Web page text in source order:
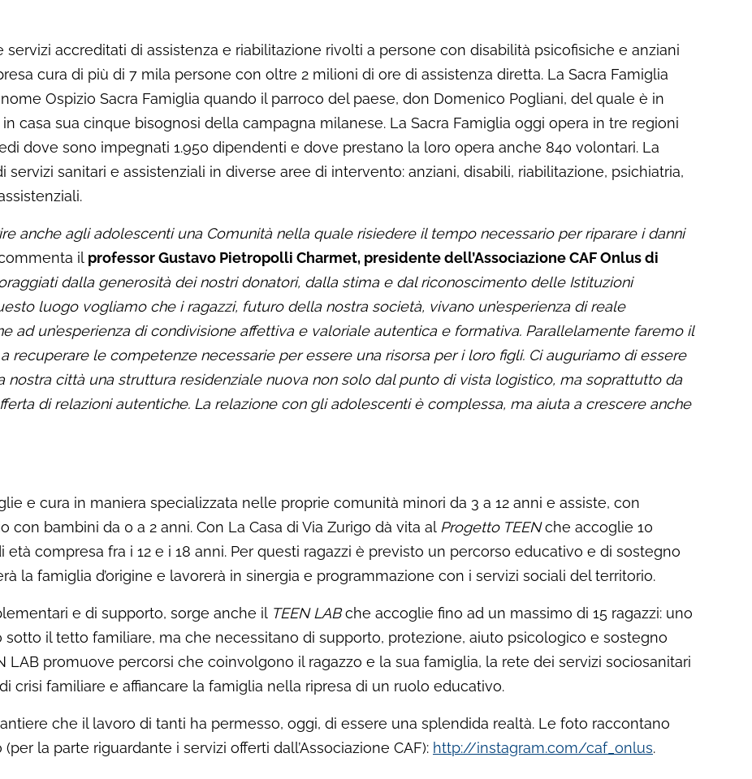
servizi accreditati di assistenza e riabilitazione rivolti a persone con disabilità psicofisiche e anziani
cura di più di 7 mila persone con oltre 2 milioni di ore di assistenza diretta. La Sacra Famiglia
Ospizio Sacra Famiglia quando il parroco del paese, don Domenico Pogliani, del quale è in
casa sua cinque bisognosi della campagna milanese. La Sacra Famiglia oggi opera in tre regioni
dove sono impegnati 1.950 dipendenti e dove prestano la loro opera anche 840 volontari. La
sanitari e assistenziali in diverse aree di intervento: anziani, disabili, riabilitazione, psichiatria,
anche agli adolescenti una Comunità nella quale risiedere il tempo necessario per riparare i danni
il professor Gustavo Pietropolli Charmet, presidente dell’Associazione CAF Onlus di
dalla generosità dei nostri donatori, dalla stima e dal riconoscimento delle Istituzioni
luogo vogliamo che i ragazzi, futuro della nostra società, vivano un’esperienza di reale
ad un’esperienza di condivisione affettiva e valoriale autentica e formativa. Parallelamente faremo il
recuperare le competenze necessarie per essere una risorsa per i loro figli. Ci auguriamo di essere
nostra città una struttura residenziale nuova non solo dal punto di vista logistico, ma soprattutto da
di relazioni autentiche. La relazione con gli adolescenti è complessa, ma aiuta a crescere anche
e cura in maniera specializzata nelle proprie comunità minori da 3 a 12 anni e assiste, con
bambini da 0 a 2 anni. Con La Casa di Via Zurigo dà vita al Progetto TEENche accoglie 10
compresa fra i 12 e i 18 anni. Per questi ragazzi è previsto un percorso educativo e di sostegno
la famiglia d’origine e lavorerà in sinergia e programmazione con i servizi sociali del territorio.
e di supporto, sorge anche il TEEN LABche accoglie fino ad un massimo di 15 ragazzi: uno
il tetto familiare, ma che necessitano di supporto, protezione, aiuto psicologico e sostegno
LAB promuove percorsi che coinvolgono il ragazzo e la sua famiglia, la rete dei servizi sociosanitari
crisi familiare e affiancare la famiglia nella ripresa di un ruolo educativo.
che il lavoro di tanti ha permesso, oggi, di essere una splendida realtà. Le foto raccontano
la parte riguardante i servizi offerti dall’Associazione CAF): http://instagram.com/caf_onlus.